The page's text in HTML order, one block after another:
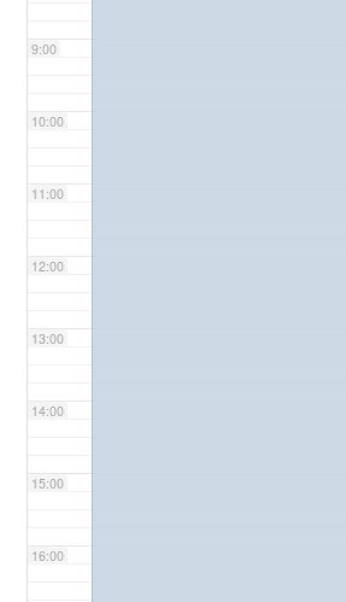
9:00
10:00
11:00
12:00
13:00
14:00
15:00
16:00